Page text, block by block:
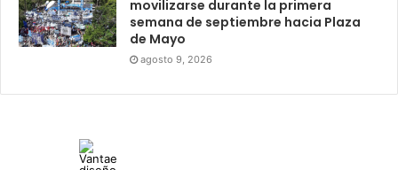
movilizarse durante la primera
semana de septiembre hacia Plaza
de Mayo
agosto 9, 2026